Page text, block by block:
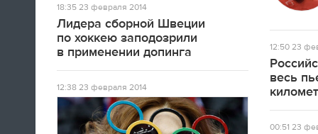
18:3523 февраля 2014
Лидера сборной Швеции
по хоккею заподозрили
в применении допинга
12:3823 февраля 2014
12:5023
весь
00:51 23